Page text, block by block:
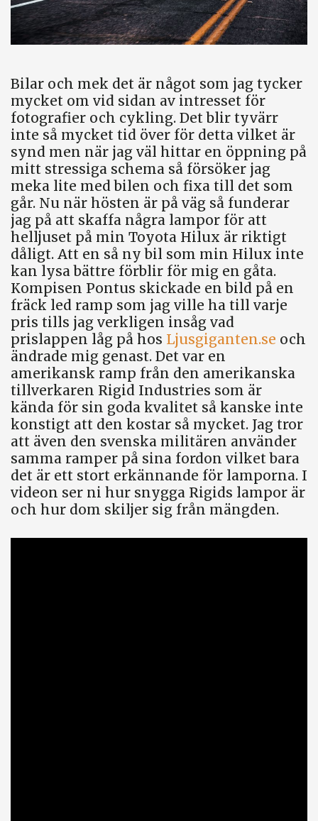
Bilar och mek det är något som jag tycker
mycket om vid sidan av intresset för
fotografier och cykling. Det blir tyvärr
inte så mycket tid över för detta vilket är
synd men när jag väl hittar en öppning på
mitt stressiga schema så försöker jag
meka lite med bilen och fixa till det som
går. Nu när hösten är på väg så funderar
jag på att skaffa några lampor för att
helljuset på min Toyota Hilux är riktigt
dåligt. Att en så ny bil som min Hilux inte
kan lysa bättre förblir för mig en gåta.
Kompisen Pontus skickade en bild på en
fräck led ramp som jag ville ha till varje
pris tills jag verkligen insåg vad
prislappen låg på hos Ljusgiganten.se och
ändrade mig genast. Det var en
amerikansk ramp från den amerikanska
tillverkaren Rigid Industries som är
kända för sin goda kvalitet så kanske inte
konstigt att den kostar så mycket. Jag tror
att även den svenska militären använder
samma ramper på sina fordon vilket bara
det är ett stort erkännande för lamporna. I
videon ser ni hur snygga Rigids lampor är
och hur dom skiljer sig från mängden.